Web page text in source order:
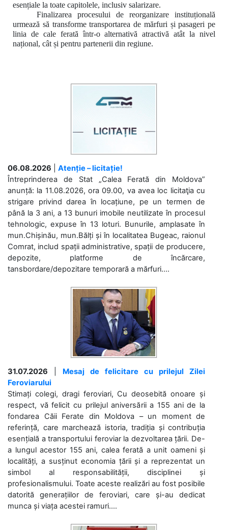
esențiale la toate capitolele, inclusiv salarizare.
Finalizarea procesului de reorganizare instituțională
urmează să transforme transportarea de mărfuri și pasageri pe
linia de cale ferată într-o alternativă atractivă atât la nivel
național, cât și pentru partenerii din regiune.
06.08.2026
Atenție – licitație!
Întreprinderea de Stat „Calea Ferată din Moldova”
anunță: la 11.08.2026, ora 09.00, va avea loc licitaţia cu
strigare privind darea în locațiune, pe un termen de
până la 3 ani, a 13 bunuri imobile neutilizate în procesul
tehnologic, expuse în 13 loturi. Bunurile, amplasate în
mun.Chișinău, mun.Bălți și în localitatea Bugeac, raionul
Comrat, includ spații administrative, spații de producere,
depozite, platforme de încărcare,
tansbordare/depozitare temporară a mărfuri....
31.07.2026
Mesaj de felicitare cu prilejul Zilei
Feroviarului
Stimați colegi, dragi feroviari, Cu deosebită onoare și
respect, vă felicit cu prilejul aniversării a 155 ani de la
fondarea Căii Ferate din Moldova – un moment de
referință, care marchează istoria, tradiția și contribuția
esențială a transportului feroviar la dezvoltarea țării. De-
a lungul acestor 155 ani, calea ferată a unit oameni și
localități, a susținut economia țării și a reprezentat un
simbol al responsabilității, disciplinei și
profesionalismului. Toate aceste realizări au fost posibile
datorită generațiilor de feroviari, care și-au dedicat
munca și viața acestei ramuri....